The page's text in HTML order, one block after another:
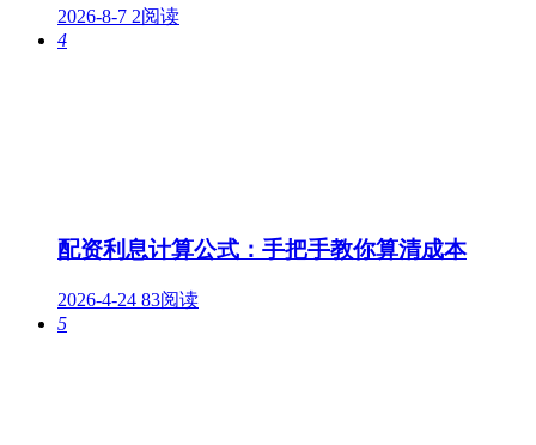
2026-8-7 2阅读
4
配资利息计算公式：手把手教你算清成本
2026-4-24 83阅读
5